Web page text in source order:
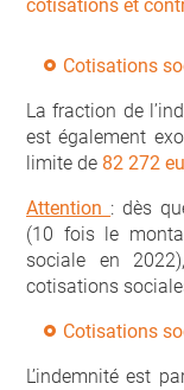
cotisations et
Cotisations
La fraction de
est également
limite de 82 272
Attention : dès
(10 fois le
sociale en
cotisations
Cotisations
L’indemnité est